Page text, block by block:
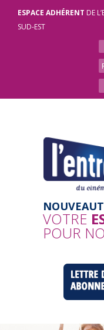
ESPACE ADHÉRENT DE
SUD-EST
VOTRE
POUR